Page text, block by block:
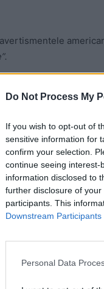
Do Not Process My
If you wish to opt-out of
sensitive information for
confirm your selection.
continue seeing
information disclosed to
further disclosure of your
participants. This
Downstream Participants
Personal Data
arătând o
Mondial au